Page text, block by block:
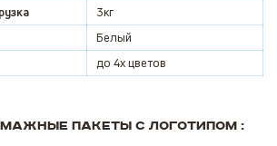
3кг
Белый
до 4х цветов
пакеты с логотипом :